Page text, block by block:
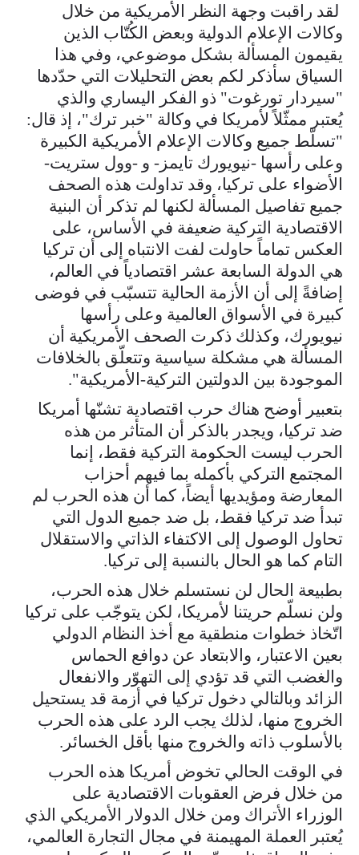
لقد راقبت وجهة النظر الأمريكية من خلال
وكالات الإعلام الدولية وبعض الكُتّاب الذين
يقيمون المسألة بشكل موضوعي، وفي هذا
السياق سأذكر لكم بعض التحليلات التي حدّدها
"سيردار تورغوت" ذو الفكر اليساري والذي
يُعتبر ممثّلاً لأمريكا في وكالة "خبر ترك"، إذ قال:
"تسلّط جميع وكالات الإعلام الأمريكية الكبيرة
وعلى رأسها -نيويورك تايمز- و -وول ستريت-
الأضواء على تركيا، وقد تداولت هذه الصحف
جميع تفاصيل المسألة لكنها لم تذكر أن البنية
الاقتصادية التركية ضعيفة في الأساس، على
العكس تماماً حاولت لفت الانتباه إلى أن تركيا
هي الدولة السابعة عشر اقتصادياً في العالم،
إضافةً إلى أن الأزمة الحالية تتسبّب في فوضى
كبيرة في الأسواق العالمية وعلى رأسها
نيويورك، وكذلك ذكرت الصحف الأمريكية أن
المسألة هي مشكلة سياسية وتتعلّق بالخلافات
الموجودة بين الدولتين التركية-الأمريكية".
بتعبير أوضح هناك حرب اقتصادية تشنّها أمريكا
ضد تركيا، ويجدر بالذكر أن المتأثر من هذه
الحرب ليست الحكومة التركية فقط، إنما
المجتمع التركي بأكمله بما فيهم أحزاب
المعارضة ومؤيديها أيضاً، كما أن هذه الحرب لم
تبدأ ضد تركيا فقط، بل ضد جميع الدول التي
تحاول الوصول إلى الاكتفاء الذاتي والاستقلال
التام كما هو الحال بالنسبة إلى تركيا.
بطبيعة الحال لن نستسلم خلال هذه الحرب،
ولن نسلّم حريتنا لأمريكا، لكن يتوجّب على تركيا
اتّخاذ خطوات منطقية مع أخذ النظام الدولي
بعين الاعتبار، والابتعاد عن دوافع الحماس
والغضب التي قد تؤدي إلى التهوّر والانفعال
الزائد وبالتالي دخول تركيا في أزمة قد يستحيل
الخروج منها، لذلك يجب الرد على هذه الحرب
بالأسلوب ذاته والخروج منها بأقل الخسائر.
في الوقت الحالي تخوض أمريكا هذه الحرب
من خلال فرض العقوبات الاقتصادية على
الوزراء الأتراك ومن خلال الدولار الأمريكي الذي
يُعتبر العملة المهيمنة في مجال التجارة العالمي،